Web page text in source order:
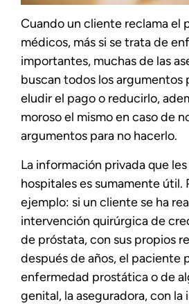
Cuando un cliente reclama el
médicos, más si se trata de
importantes, muchas de las
buscan todos los argumentos
eludir el pago o reducirlo,
moroso el mismo en caso de
argumentos para no hacerlo.
La información privada que
hospitales es sumamente útil.
ejemplo: si un cliente se ha
intervención quirúrgica de
de próstata, con sus propios
después de años, el paciente
enfermedad prostática o de
genital, la aseguradora, con